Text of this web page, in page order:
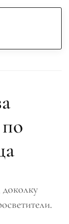
доколку